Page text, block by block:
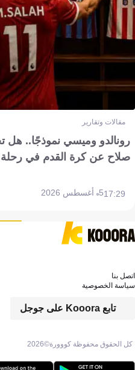
مقالات وتقارير
رونالدو وميسي نموذجًا.. هل
صلاح عن كرة القدم في
17:295 أغسطس 2026
كل الحقوق محفوظة كووورة©2026
تابع Kooora على جوجل
اتصل بنا
سياسة الخصوصية